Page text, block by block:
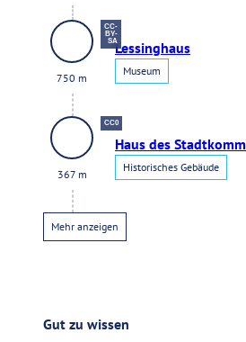
750
m
750 m
CC-
BY-
SALessinghaus
Museum
367
m
367 m
CC0
Haus des
Historisches Gebäude
Mehr anzeigen
Gut zu wissen